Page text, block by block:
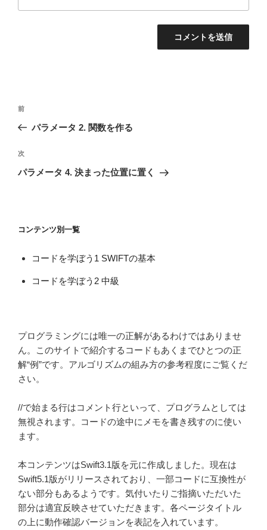
投
ナ
ビ
ゲ
ン
前
の
稿
前
パラメータ 2. 関数を作る
次
の
次
パラメータ 4. 決まった位置に置く
コンテンツ別一覧
コードを学ぼう1 SWIFTの基本
コードを学ぼう2 中級
プログラミングには唯一の正解があるわけではありませ
ん。このサイトで紹介するコードもあくまでひとつの正
解“例”です。アルゴリズムの組み方の参考程度にご覧くだ
さい。
//で始まる行はコメント行といって、プログラムとしては
無視されます。コードの途中にメモを書き残すのに使い
ます。
本コンテンツはSwift3.1版を元に作成しました。現在は
Swift5.1版がリリースされており、一部コードに互換性が
ない部分もあるようです。気付いたりご指摘いただいた
部分は適宜反映させていただきます。各ページタイトル
の上に動作確認バージョンを表記を入れています。